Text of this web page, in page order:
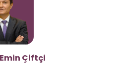
Çiftçi